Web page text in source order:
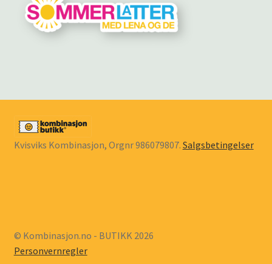
Kvisviks Kombinasjon, Orgnr 986079807. Salgsbetingelser
© Kombinasjon.no - BUTIKK 2026
Personvernregler